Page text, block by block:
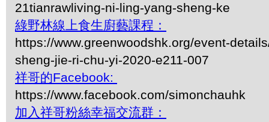
21tianrawliving-ni-ling-yang-sheng-ke
綠野林線上食生廚藝課程：
https://www.greenwoodshk.org/event-
sheng-jie-ri-chu-yi-2020-e211-007
祥哥的Facebook:
https://www.facebook.com/simonchauhk
加入祥哥粉絲幸福交流群：